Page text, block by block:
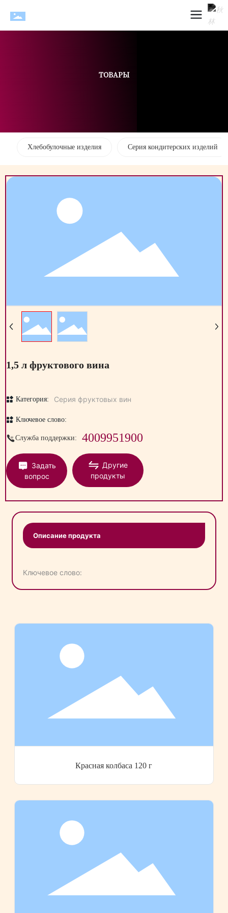
ТОВАРЫ
Хлебобулочные изделия Серия кондитерских изделий
1,5 л фруктового вина
Категория: Серия фруктовых вин
Ключевое слово:
Служба поддержки: 4009951900
Задать
вопрос
Другие
продукты
Описание продукта
Ключевое слово:
Красная колбаса 120 г